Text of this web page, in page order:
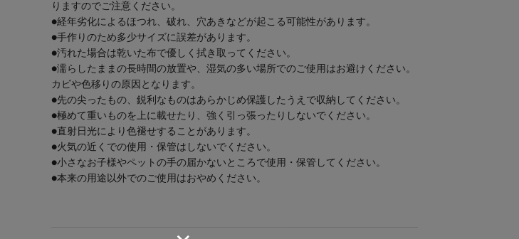
りますのでご注意ください。
●経年劣化によるほつれ、破れ、穴あきなどが起こる可能性があります。
●手作りのため多少サイズに誤差があります。
●汚れた場合は乾いた布で優しく拭き取ってください。
●濡らしたままの長時間の放置や、湿気の多い場所でのご使用はお避けください。
カビや色移りの原因となります。
●先の尖ったもの、鋭利なものはあらかじめ保護したうえで収納してください。
●極めて重いものを上に載せたり、強く引っ張ったりしないでください。
●直射日光により色褪せすることがあります。
●火気の近くでの使用・保管はしないでください。
●小さなお子様やペットの手の届かないところで使用・保管してください。
●本来の用途以外でのご使用はおやめください。